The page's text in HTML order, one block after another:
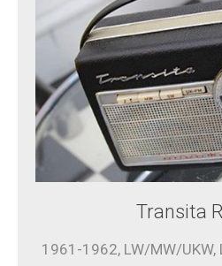
Transita
1961-1962, LW/MW/UKW,